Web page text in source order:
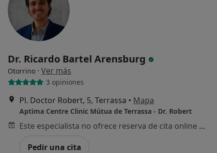
Dr. Ricardo Bartel Arensburg
Otorrino · Ver más
3 opiniones
Pl. Doctor Robert, 5, Terrassa • Mapa
Aptima Centre Clinic Mútua de Terrassa - Dr. Robert
Este especialista no ofrece reserva de cita online en esta dirección.
Pedir una cita